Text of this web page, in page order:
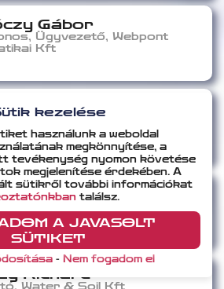
Gábor
Ügyvezető, Webpont
Kft
Benjámin
Kocsi
Gabriella
Igazgató, Magyar
Szövetség
Richárd
kezelése
használunk a weboldal
megkönnyítése, a
tevékenység nyomon követése
megjelenítése érdekében. A
sütikről további információkat
találsz.
A JAVASOLT
SÜTIKET
- Nem fogadom el